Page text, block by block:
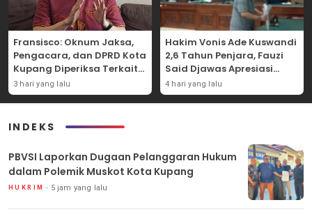
Fransisco: Oknum Jaksa,
Pengacara, dan DPRD Kota
Kupang Diperiksa Terkait
Kasus Akun TikTok Lika Liku
NTT
3 hari yang lalu
Hakim Vonis Ade Kuswandi
2,6 Tahun Penjara, Fauzi
Said Djawas Apresiasi
Putusan
4 hari yang lalu
INDEKS
PBVSI Laporkan Dugaan Pelanggaran Hukum
dalam Polemik Muskot Kota Kupang
HUKRIM 5 jam yang lalu